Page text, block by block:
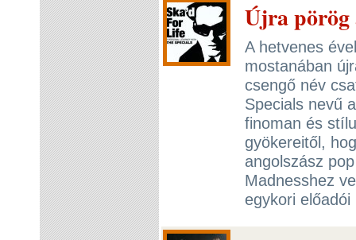
Újra pörög
A hetvenes
mostanában
csengő név
Specials nevű
finoman és
gyökereitől,
angolszász
Madnesshez
egykori